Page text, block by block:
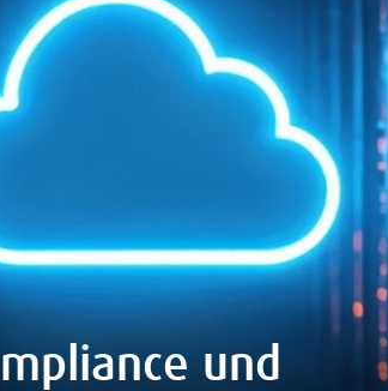
und